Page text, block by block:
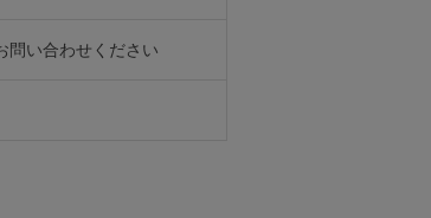
問い合わせください